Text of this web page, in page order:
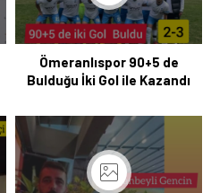
Ömeranlıspor 90+5 de
Bulduğu İki Gol ile Kazandı